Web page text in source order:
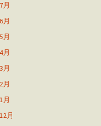
月
月
月
月
月
月
月
月